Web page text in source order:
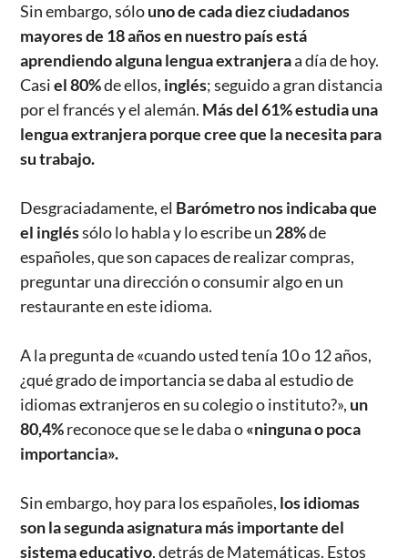
Sin embargo, sólouno de cada diez ciudadanos
mayores de 18 años en nuestro país está
aprendiendo alguna lengua extranjeraa día de hoy.
Casiel 80%de ellos, inglés; seguido a gran distancia
por el francés y el alemán. Más del 61% estudia una
lengua extranjera porque cree que la necesita para
su trabajo.
Desgraciadamente, el Barómetro nos indicaba que
el ingléssólo lo habla y lo escribe un 28%de
españoles, que son capaces de realizar compras,
preguntar una dirección o consumir algo en un
restaurante en este idioma.
A la pregunta de «cuando usted tenía 10 o 12 años,
¿qué grado de importancia se daba al estudio de
idiomas extranjeros en su colegio o instituto?», un
80,4%reconoce que se le daba o«ninguna o poca
importancia».
Sin embargo, hoy para los españoles, los idiomas
son la segunda asignatura más importante del
sistema educativo, detrás de Matemáticas. Estos